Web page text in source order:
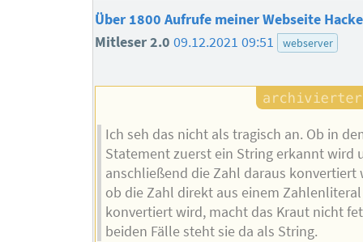
Über 1800 Aufrufe meiner Webseite
Mitleser 2.009.12.2021 09:51 webserver
Ich seh das nicht als tragisch an. Ob in
Statement zuerst ein String erkannt wird
anschließend die Zahl daraus konvertiert
ob die Zahl direkt aus einem Zahlenliteral
konvertiert wird, macht das Kraut nicht
beiden Fälle steht sie da als String.